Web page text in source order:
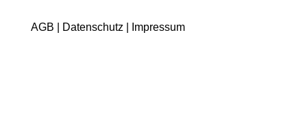
AGB Datenschutz Impressum